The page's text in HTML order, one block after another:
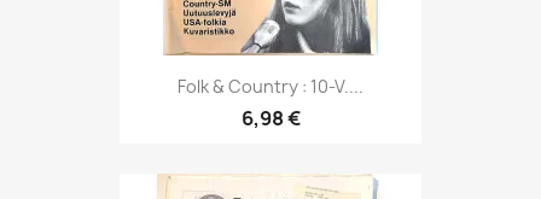
Folk & Country : 10-V....
6,98 €